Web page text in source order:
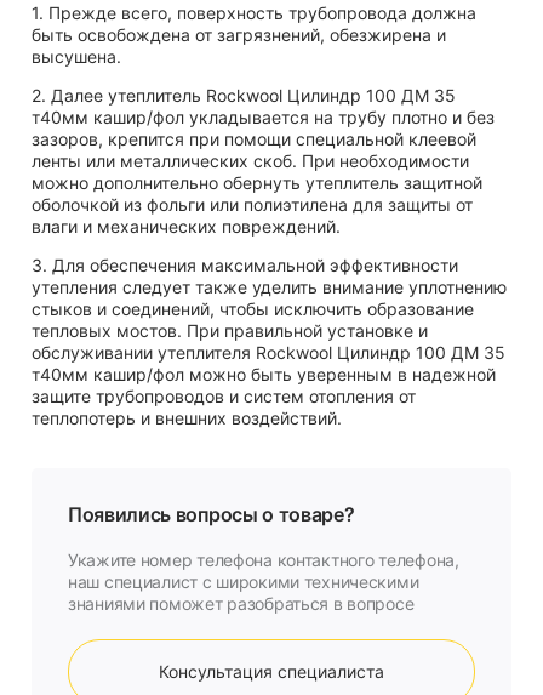
1. Прежде всего, поверхность трубопровода должна
быть освобождена от загрязнений, обезжирена и
высушена.
2. Далее утеплитель Rockwool Цилиндр 100 ДМ 35
т40мм кашир/фол укладывается на трубу плотно и без
зазоров, крепится при помощи специальной клеевой
ленты или металлических скоб. При необходимости
можно дополнительно обернуть утеплитель защитной
оболочкой из фольги или полиэтилена для защиты от
влаги и механических повреждений.
3. Для обеспечения максимальной эффективности
утепления следует также уделить внимание уплотнению
стыков и соединений, чтобы исключить образование
тепловых мостов. При правильной установке и
обслуживании утеплителя Rockwool Цилиндр 100 ДМ 35
т40мм кашир/фол можно быть уверенным в надежной
защите трубопроводов и систем отопления от
теплопотерь и внешних воздействий.
Появились вопросы о товаре?
Укажите номер телефона контактного телефона,
наш специалист с широкими техническими
знаниями поможет разобраться в вопросе
Консультация специалиста